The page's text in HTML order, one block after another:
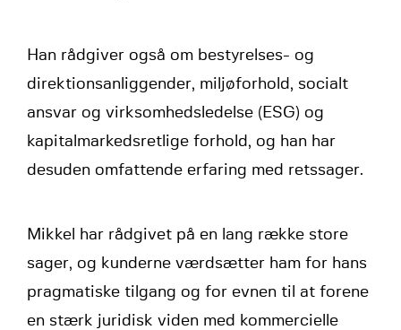
Han rådgiver også om bestyrelses- og
direktionsanliggender, miljøforhold, socialt
ansvar og virksomhedsledelse (ESG) og
kapitalmarkedsretlige forhold, og han har
desuden omfattende erfaring med retssager.
Mikkel har rådgivet på en lang række store
sager, og kunderne værdsætter ham for hans
pragmatiske tilgang og for evnen til at forene
en stærk juridisk viden med kommercielle